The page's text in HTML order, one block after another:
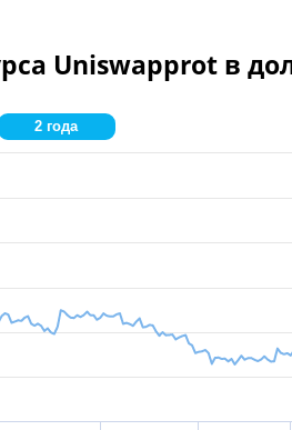
Uniswapprot в
2 года